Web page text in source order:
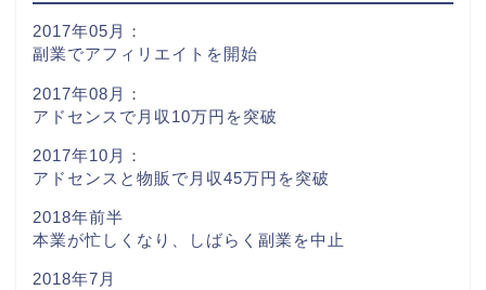
2017年05月：
副業でアフィリエイトを開始
2017年08月：
アドセンスで月収10万円を突破
2017年10月：
アドセンスと物販で月収45万円を突破
2018年前半
本業が忙しくなり、しばらく副業を中止
2018年7月